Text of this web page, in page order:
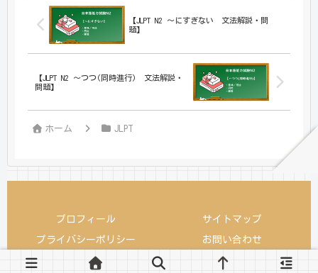
【JLPT N2 ～にすぎない 文法解説・問
題】
【JLPT N2 ～つつ(同時進行) 文法解説・
問題】
ホーム JLPT
プロフィール サイトマップ
プライバシーポリシー お問い合わせ
© 2022-2026 KEN日本語教師ー授業で使えるアイデア・教材.